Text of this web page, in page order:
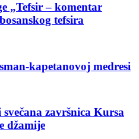
„Tefsir – komentar
tefsira
kapetanovoj medresi
završnica Kursa
džamije